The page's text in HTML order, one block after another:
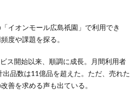
イオンモール広島祇園」で利用でき
度や課題を探る。
ス開始以来、順調に成長。月間利用者
品数は11億品を超えた。ただ、売れた
善を求める声も出ている。